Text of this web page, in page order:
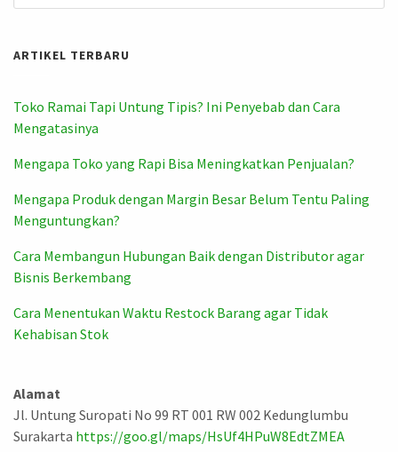
ARTIKEL TERBARU
Toko Ramai Tapi Untung Tipis? Ini Penyebab dan Cara
Mengatasinya
Mengapa Toko yang Rapi Bisa Meningkatkan Penjualan?
Mengapa Produk dengan Margin Besar Belum Tentu Paling
Menguntungkan?
Cara Membangun Hubungan Baik dengan Distributor agar
Bisnis Berkembang
Cara Menentukan Waktu Restock Barang agar Tidak
Kehabisan Stok
Alamat
Jl. Untung Suropati No 99 RT 001 RW 002 Kedunglumbu
Surakarta https://goo.gl/maps/HsUf4HPuW8EdtZMEA